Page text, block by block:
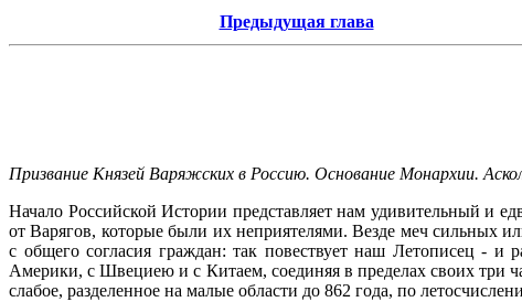
Предыдущая глава
Призвание Князей Варяжских в Россию. Основание Монархии.
Начало Российской Истории представляет нам удивительный и
от Варягов, которые были их неприятелями. Везде меч сильных
с общего согласия граждан: так повествует наш Летописец - и
Америки, с Швециею и с Китаем, соединяя в пределах своих три
слабое, разделенное на малые области до 862 года, по